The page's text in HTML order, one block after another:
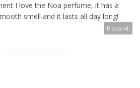
I love the Noa perfume, it has a
smell and it lasts all day long!
Rispondi